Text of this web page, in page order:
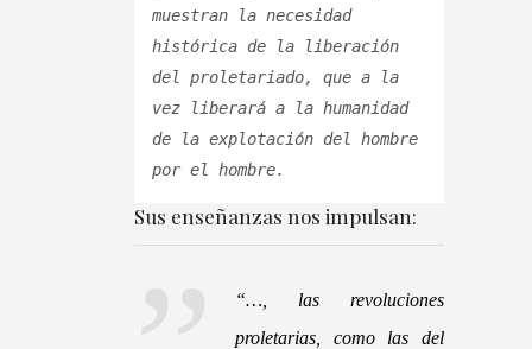
muestran la necesidad
histórica de la liberación
del proletariado, que a la
vez liberará a la humanidad
de la explotación del hombre
por el hombre.
Sus enseñanzas nos impulsan:
“… , las revoluciones
proletarias, como las del